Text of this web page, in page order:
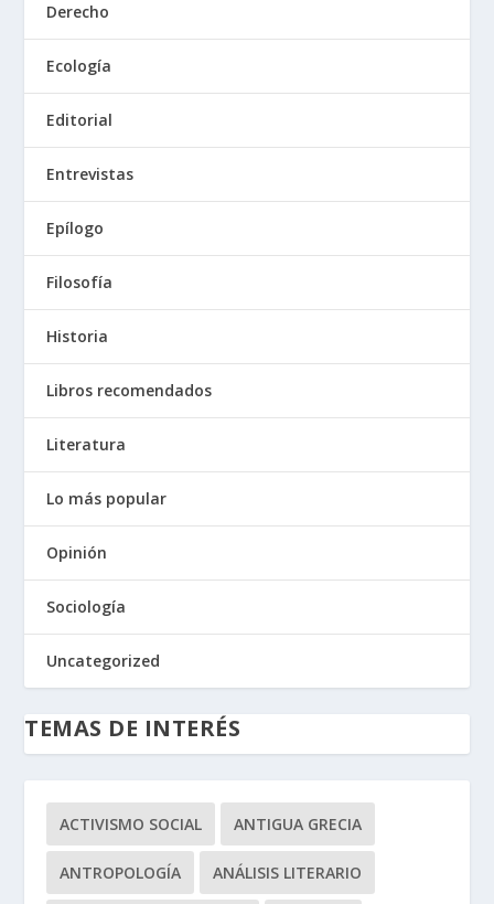
Derecho
Ecología
Editorial
Entrevistas
Epílogo
Filosofía
Historia
Libros recomendados
Literatura
Lo más popular
Opinión
Sociología
Uncategorized
TEMAS DE INTERÉS
ACTIVISMO SOCIAL ANTIGUA GRECIA
ANTROPOLOGÍA ANÁLISIS LITERARIO